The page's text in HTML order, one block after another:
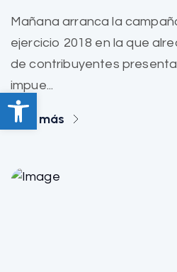
Abrir barra de herramientas
Mañana arranca la
ejercicio 2018 en la que
de contribuyentes
impue...
Leer más